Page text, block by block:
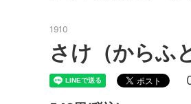
1910
さけ（からふ